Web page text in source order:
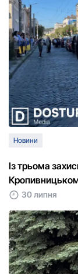
Новини
Із трьома
30 липня